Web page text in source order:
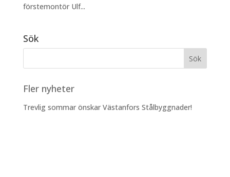
förstemontör Ulf...
Sök
Fler nyheter
Trevlig sommar önskar Västanfors Stålbyggnader!